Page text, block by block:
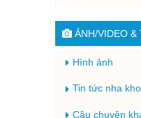
ẢNH/VIDEO &
Hình ảnh
Tin tức nha
Câu chuyện